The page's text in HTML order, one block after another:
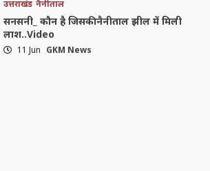
उत्तराखंड नैनीताल
सनसनी_ कौन है जिसकी नैनीताल झील में मिली
लाश..Video
11 Jun GKM News